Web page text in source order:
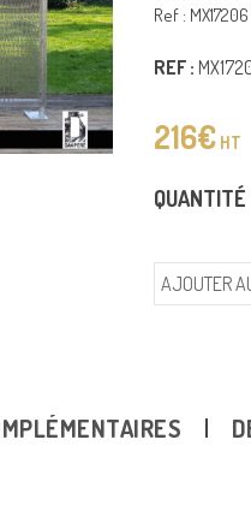
Ref : MX17206
REF :
216€ HT
QUANTITÉ
AJOUTER
MX17130/